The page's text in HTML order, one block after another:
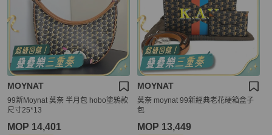
MOYNAT
99新Moynat 莫奈 半月包 hobo塗鴉款
尺寸25*13
MOP 14,401
MOYNAT
莫奈 moynat 99新經典老花硬箱盒子
包
MOP 13,449